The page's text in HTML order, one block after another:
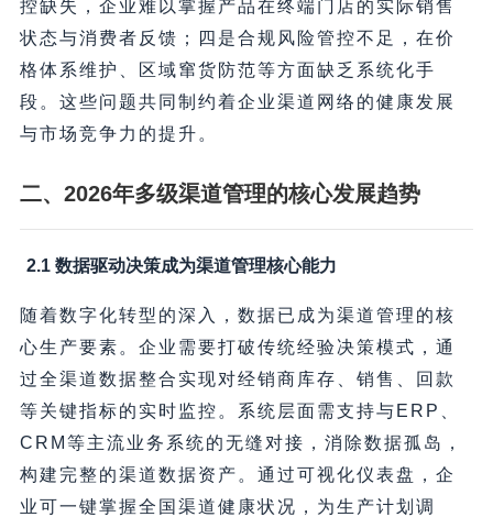
控缺失，企业难以掌握产品在终端门店的实际销售
状态与消费者反馈；四是合规风险管控不足，在价
格体系维护、区域窜货防范等方面缺乏系统化手
段。这些问题共同制约着企业渠道网络的健康发展
与市场竞争力的提升。
二、2026年多级渠道管理的核心发展趋势
2.1 数据驱动决策成为渠道管理核心能力
随着数字化转型的深入，数据已成为渠道管理的核
心生产要素。企业需要打破传统经验决策模式，通
过全渠道数据整合实现对经销商库存、销售、回款
等关键指标的实时监控。系统层面需支持与ERP、
CRM等主流业务系统的无缝对接，消除数据孤岛，
构建完整的渠道数据资产。通过可视化仪表盘，企
业可一键掌握全国渠道健康状况，为生产计划调